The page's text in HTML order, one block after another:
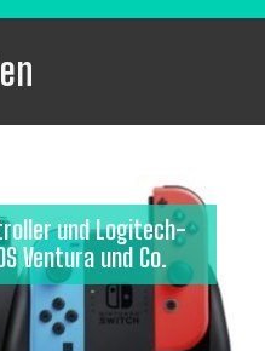
und Logitech-
Ventura und Co.